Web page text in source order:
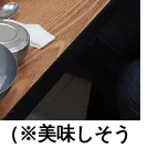
※美味しそう